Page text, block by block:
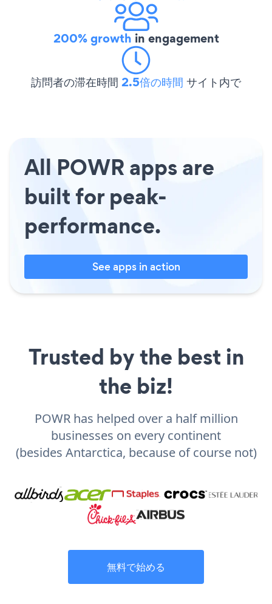
200% growth in engagement
訪問者の滞在時間 2.5倍の時間 サイト内で
All POWR apps are
built for peak-
performance.
See apps in action
Trusted by the best in
the biz!
POWR has helped over a half million
businesses on every continent
(besides Antarctica, because of course not)
無料で始める